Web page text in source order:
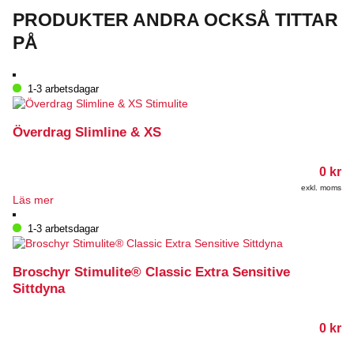
PRODUKTER ANDRA OCKSÅ TITTAR
PÅ
1-3 arbetsdagar
Överdrag Slimline & XS
0 kr
exkl. moms
Läs mer
1-3 arbetsdagar
Broschyr Stimulite® Classic Extra Sensitive
Sittdyna
0 kr